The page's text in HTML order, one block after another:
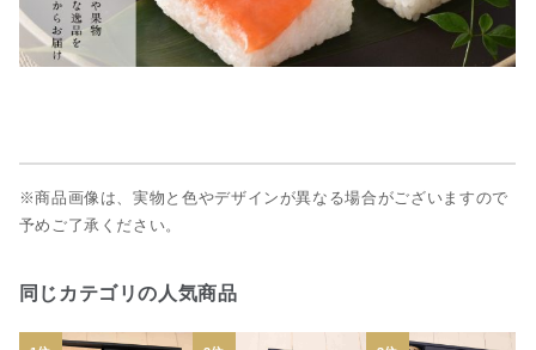
※商品画像は、実物と色やデザインが異なる場合がございますので
予めご了承ください。
同じカテゴリの人気商品